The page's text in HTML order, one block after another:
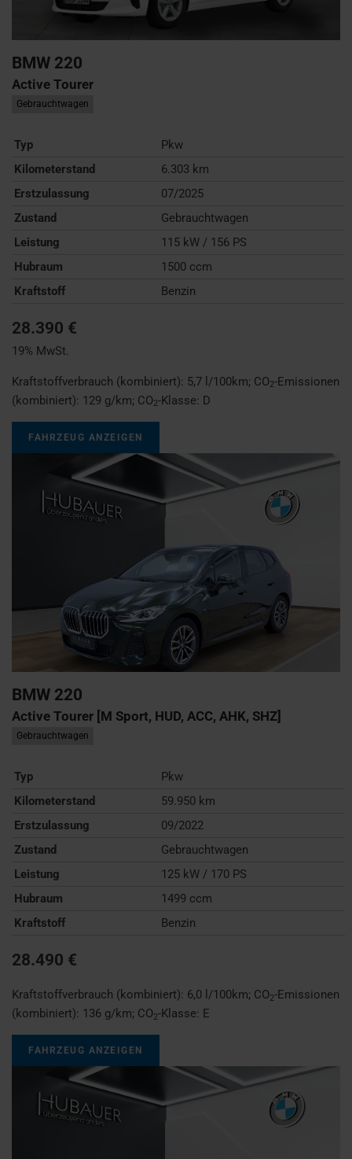
BMW 220
Active Tourer
Gebrauchtwagen
Typ
Pkw
Kilometerstand
6.303 km
Erstzulassung
07/2025
Zustand
Gebrauchtwagen
Leistung
115 kW / 156 PS
Hubraum
1500 ccm
Kraftstoff
Benzin
28.390 €
19% MwSt.
Kraftstoffverbrauch (kombiniert): 5,7 l/100km; CO2-Emissionen
(kombiniert): 129 g/km; CO2-Klasse: D
FAHRZEUG ANZEIGEN
BMW 220
Active Tourer [M Sport, HUD, ACC, AHK, SHZ]
Gebrauchtwagen
Typ
Pkw
Kilometerstand
59.950 km
Erstzulassung
09/2022
Zustand
Gebrauchtwagen
Leistung
125 kW / 170 PS
Hubraum
1499 ccm
Kraftstoff
Benzin
28.490 €
Kraftstoffverbrauch (kombiniert): 6,0 l/100km; CO2-Emissionen
(kombiniert): 136 g/km; CO2-Klasse: E
FAHRZEUG ANZEIGEN